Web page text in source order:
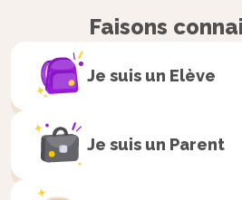
Faisons
Je suis un Elève
Je suis un Parent